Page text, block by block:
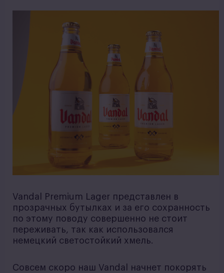
Vandal Premium Lager представлен в
прозрачных бутылках и за его сохранность
по этому поводу совершенно не стоит
переживать, так как использовался
немецкий светостойкий хмель.
Совсем скоро наш Vandal начнет покорять